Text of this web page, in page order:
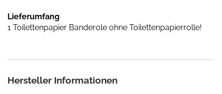
Lieferumfang
1 Toilettenpapier Banderole ohne Toilettenpapierrolle!
Hersteller Informationen